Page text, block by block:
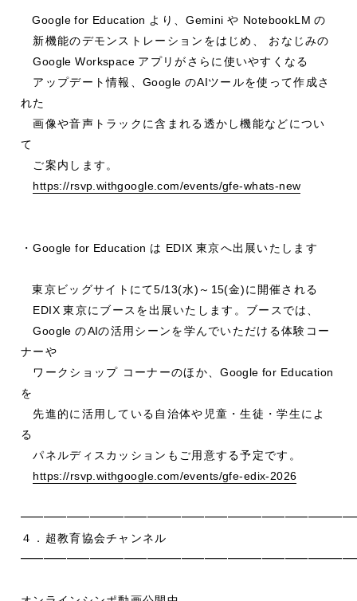
Google for Education より、Geminiや NotebookLMの
新機能のデモンストレーションをはじめ、 おなじみの
Google Workspace アプリがさらに使いやすくなる
アップデート情報、 Google のAIツールを使って作成さ
れた
画像や音声トラックに含まれる透かし機能などについ
て
ご案内します。
https://rsvp.withgoogle.com/events/gfe-whats-new
・Google for Education は EDIX 東京へ出展いたします
東京ビッグサイトにて5/13(水) ～ 15(金)に開催される
EDIX東京にブースを出展いたします。ブースでは、
GoogleのAIの活用シーンを学んでいただける体験コー
ナーや
ワークショップ コーナーのほか、Google for Education
を
先進的に活用している自治体や児童・生徒・学生によ
る
パネルディスカッションもご用意する予定です。
https://rsvp.withgoogle.com/events/gfe-edix-2026
４．超教育協会チャンネル